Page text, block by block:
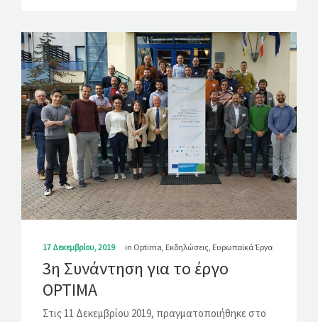
17 Δεκεμβρίου, 2019 in Optima Εκδηλώσεις Ευρωπαϊκά Έργα
3η Συνάντηση για το έργο
OPTIMA
Στις 11 Δεκεμβρίου 2019, πραγματοποιήθηκε στο